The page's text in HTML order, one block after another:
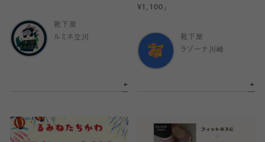
靴下屋
ルミネ立川
¥1,100』
靴下屋
ラゾーナ川崎